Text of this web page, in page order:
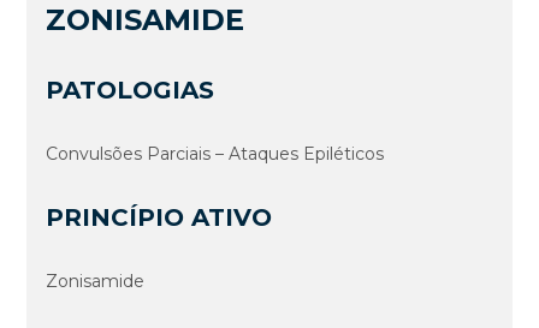
ZONISAMIDE
PATOLOGIAS
Convulsões Parciais – Ataques Epiléticos
PRINCÍPIO ATIVO
Zonisamide